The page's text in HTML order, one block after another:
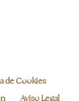
de Cookies
Aviso Legal